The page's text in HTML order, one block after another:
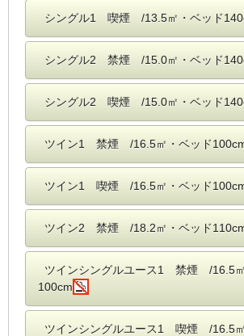
シングル1 喫煙 /13.5㎡・ベッド
シングル2 禁煙 /15.0㎡・ベッド
シングル2 喫煙 /15.0㎡・ベッド
ツイン1 禁煙 /16.5㎡・ベッド
ツイン1 喫煙 /16.5㎡・ベッド
ツイン2 禁煙 /18.2㎡・ベッド
ツインシングルユース1 禁煙 /16.5
100cm
ツインシングルユース1 喫煙 /16.5